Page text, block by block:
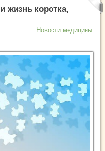
жизнь коротка,
Новости медицины